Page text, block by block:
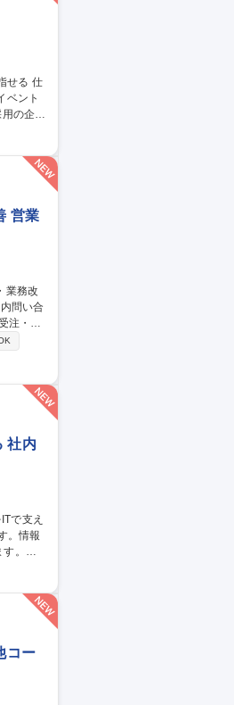
ベント
ン担
きる組織
営業
を活
社内
。
構築/運
「いつ
コー